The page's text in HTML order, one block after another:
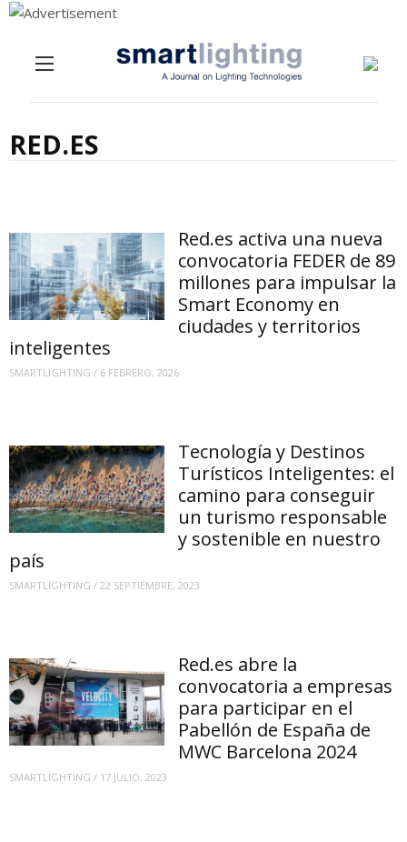
RED.ES
Red.es activa una nueva
convocatoria FEDER de 89
millones para impulsar la
Smart Economy en
ciudades y territorios
inteligentes
SMARTLIGHTING / 6 FEBRERO, 2026
Tecnología y Destinos
Turísticos Inteligentes: el
camino para conseguir
un turismo responsable
y sostenible en nuestro
país
SMARTLIGHTING / 22 SEPTIEMBRE, 2023
Red.es abre la
convocatoria a empresas
para participar en el
Pabellón de España de
MWC Barcelona 2024
SMARTLIGHTING / 17 JULIO, 2023